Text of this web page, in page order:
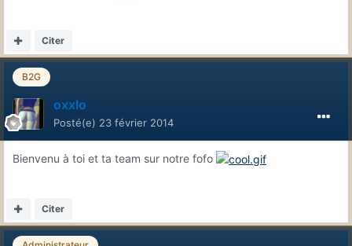
Citer
B2G
oxxlo
Posté(e) 23 février 2014
Bienvenu à toi et ta team sur notre fofo
Citer